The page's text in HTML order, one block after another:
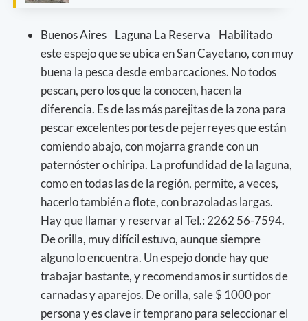
Buenos Aires Laguna La Reserva Habilitado
este espejo que se ubica en San Cayetano, con muy
buena la pesca desde embarcaciones. No todos
pescan, pero los que la conocen, hacen la
diferencia. Es de las más parejitas de la zona para
pescar excelentes portes de pejerreyes que están
comiendo abajo, con mojarra grande con un
paternóster o chiripa. La profundidad de la laguna,
como en todas las de la región, permite, a veces,
hacerlo también a flote, con brazoladas largas.
Hay que llamar y reservar al Tel.: 2262 56-7594.
De orilla, muy difícil estuvo, aunque siempre
alguno lo encuentra. Un espejo donde hay que
trabajar bastante, y recomendamos ir surtidos de
carnadas y aparejos. De orilla, sale $ 1000 por
persona y es clave ir temprano para seleccionar el